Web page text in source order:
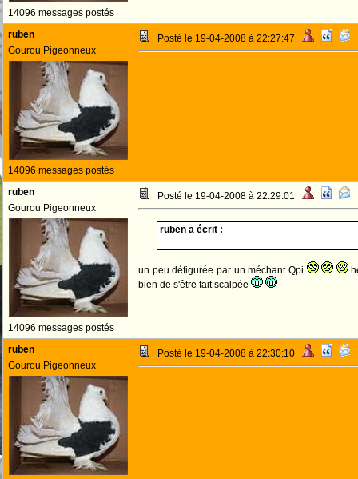
14096 messages postés
ruben
Gourou Pigeonneux
14096 messages postés
Posté le 19-04-2008 à 22:27:47
ruben
Gourou Pigeonneux
14096 messages postés
Posté le 19-04-2008 à 22:29:01
ruben a écrit :
un peu défigurée par un méchant Qpi
bien de s'être fait scalpée
ruben
Gourou Pigeonneux
Posté le 19-04-2008 à 22:30:10